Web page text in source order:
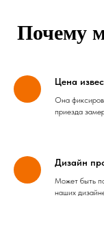
Почему
Цена
Она
приезда
Дизайн
Может быть
наших